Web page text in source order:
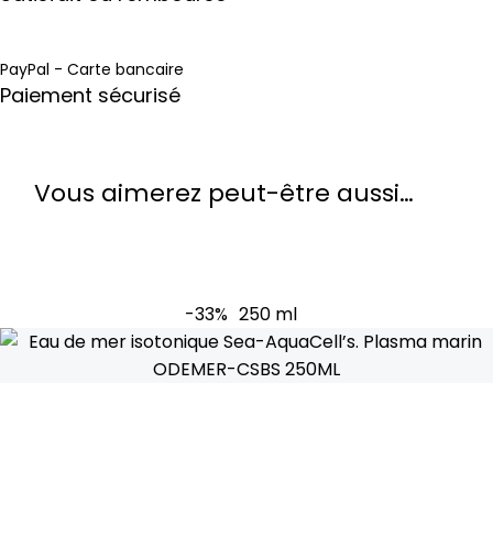
PayPal - Carte bancaire
Paiement sécurisé
Vous aimerez peut-être aussi…
-33% 250 ml